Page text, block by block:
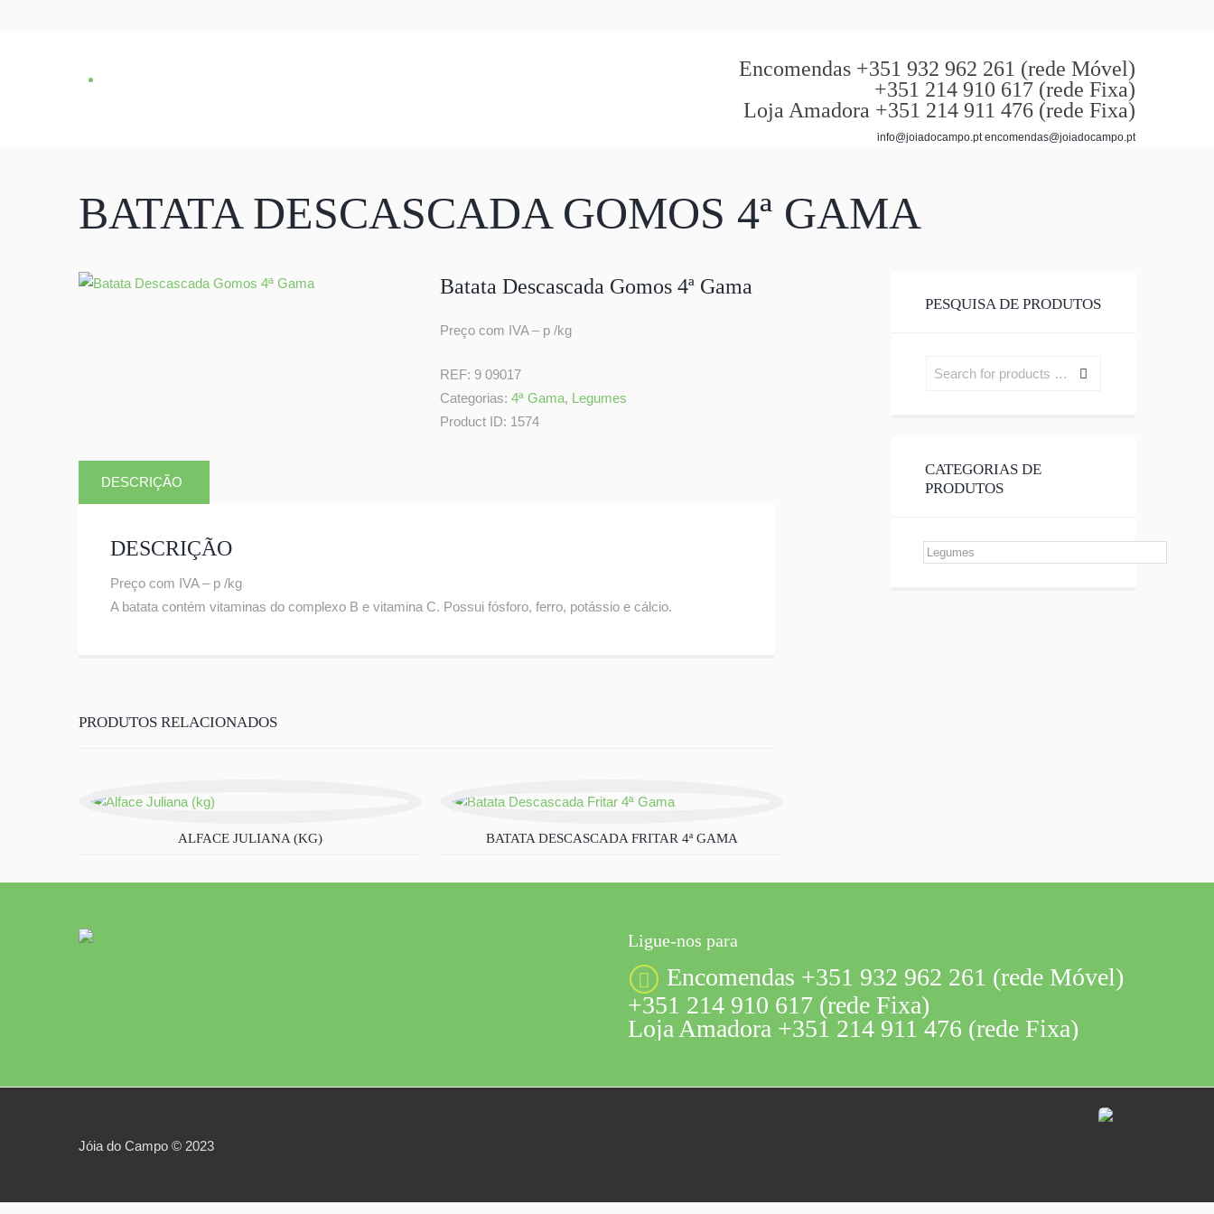
Encomendas +351 932 962 261 (rede Móvel)
+351 214 910 617 (rede Fixa)
Loja Amadora +351 214 911 476 (rede Fixa)
info@joiadocampo.pt encomendas@joiadocampo.pt
BATATA DESCASCADA GOMOS 4ª GAMA
Batata Descascada Gomos 4ª Gama
Preço com IVA – p /kg
REF: 9 09017
Categorias:4ª Gama, Legumes
Product ID: 1574
DESCRIÇÃO
DESCRIÇÃO
Preço com IVA – p /kg
A batata contém vitaminas do complexo B e vitamina C. Possui fósforo, ferro, potássio e cálcio.
PRODUTOS RELACIONADOS
ALFACE JULIANA (KG) BATATA DESCASCADA FRITAR 4ª GAMA
PESQUISA DE PRODUTOS
CATEGORIAS DE
PRODUTOS
Ligue-nos para
Encomendas +351 932 962 261 (rede Móvel)
+351 214 910 617 (rede Fixa)
Loja Amadora +351 214 911 476 (rede Fixa)
Jóia do Campo © 2023